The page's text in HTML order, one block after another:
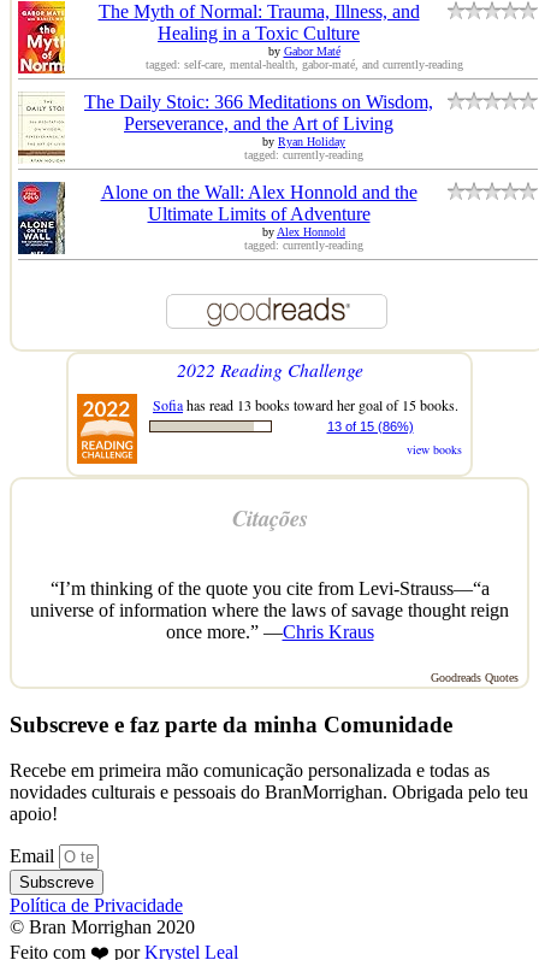
The Myth of Normal: Trauma, Illness, and
Healing in a Toxic Culture
by Gabor Maté
tagged: self-care, mental-health, gabor-maté, and currently-reading
The Daily Stoic: 366 Meditations on Wisdom,
Perseverance, and the Art of Living
by Ryan Holiday
tagged: currently-reading
Alone on the Wall: Alex Honnold and the
Ultimate Limits of Adventure
byAlex Honnold
tagged: currently-reading
2022 Reading Challenge
Sofiahas read 13 books toward her goal of 15 books.
13 of 15 (86%)
view books
Citações
“I’m thinking of the quote you cite from Levi-Strauss—“a
universe of information where the laws of savage thought reign
once more.” —Chris Kraus
Goodreads Quotes
Subscreve e faz parte da minha Comunidade
Recebe em primeira mão comunicação personalizada e todas as
novidades culturais e pessoais do BranMorrighan. Obrigada pelo teu
apoio!
Email
Subscreve
Política de Privacidade
© Bran Morrighan 2020
Feito com ❤️ porKrystel Leal